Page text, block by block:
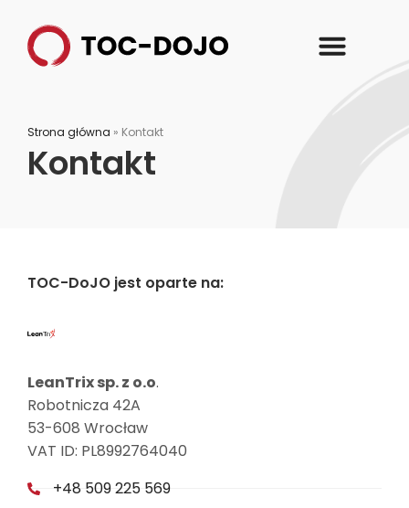
Strona główna » Kontakt
Kontakt
TOC-DoJO jest oparte na:
LeanTrix sp. z o.o.
Robotnicza 42A
53-608 Wrocław
VAT ID: PL8992764040
+48 509 225 569